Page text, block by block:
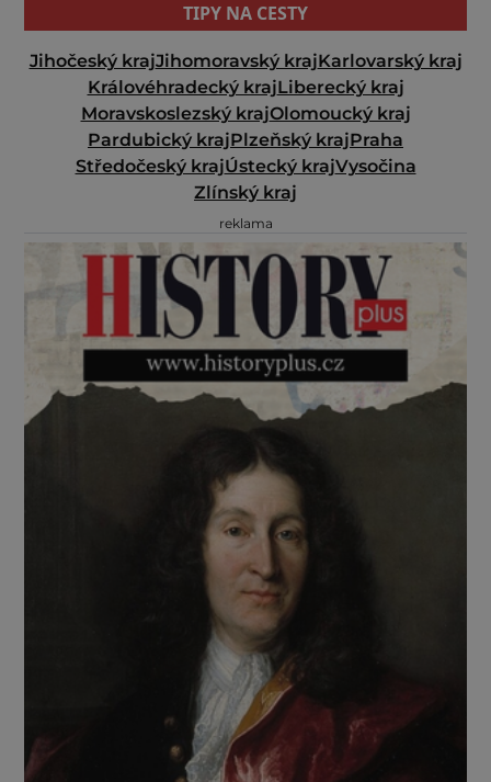
TIPY NA CESTY
Jihočeský krajJihomoravský krajKarlovarský kraj
Královéhradecký krajLiberecký kraj
Moravskoslezský krajOlomoucký kraj
Pardubický krajPlzeňský krajPraha
Středočeský krajÚstecký krajVysočina
Zlínský kraj
reklama